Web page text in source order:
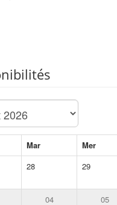
Mar Mer
28 29
04 05